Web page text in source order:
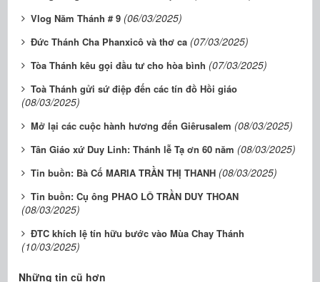
Vlog Năm Thánh # 9 (06/03/2025)
Đức Thánh Cha Phanxicô và thơ ca (07/03/2025)
Tòa Thánh kêu gọi đầu tư cho hòa bình (07/03/2025)
Toà Thánh gửi sứ điệp đến các tín đồ Hồi giáo
(08/03/2025)
Mở lại các cuộc hành hương đến Giêrusalem (08/03/2025)
Tân Giáo xứ Duy Linh: Thánh lễ Tạ ơn 60 năm (08/03/2025)
Tin buồn: Bà Cố MARIA TRẦN THỊ THANH (08/03/2025)
Tin buồn: Cụ ông PHAO LÔ TRẦN DUY THOAN
(08/03/2025)
ĐTC khích lệ tín hữu bước vào Mùa Chay Thánh
(10/03/2025)
Những tin cũ hơn